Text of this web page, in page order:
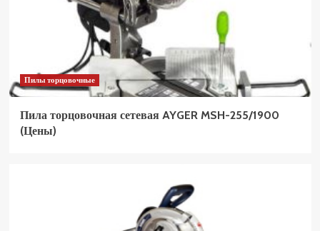
Пилы торцовочные
Пила торцовочная сетевая AYGER MSH-255/1900
(Цены)